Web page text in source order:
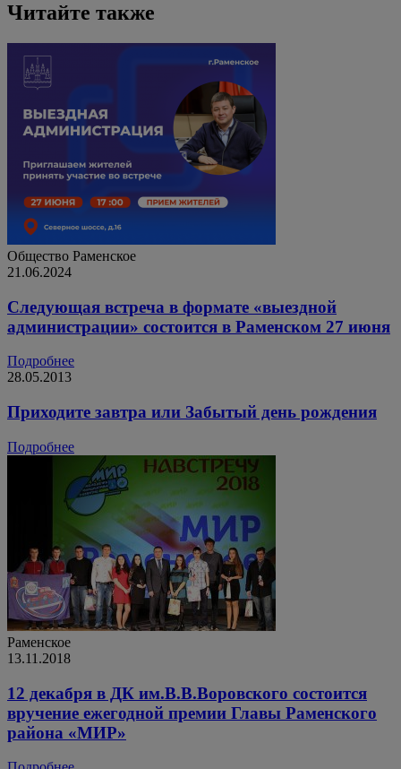
Читайте также
Общество Раменское
21.06.2024
Следующая встреча в формате «выездной
администрации» состоится в Раменском 27 июня
Подробнее
28.05.2013
Приходите завтра или Забытый день рождения
Подробнее
Раменское
13.11.2018
12 декабря в ДК им.В.В.Воровского состоится
вручение ежегодной премии Главы Раменского
района «МИР»